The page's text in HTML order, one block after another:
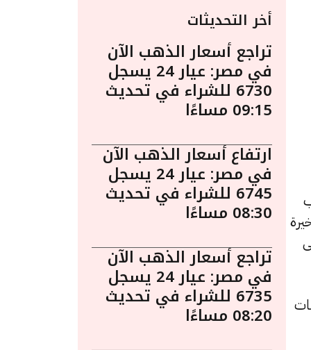
بانخفاض قدره 6 جنيهات
أخر التحديثات
تراجع أسعار الذهب الآن
في مصر: عيار 24 يسجل
6730 للشراء في تحديث
09:15 مساءًا
ارتفاع أسعار الذهب الآن
في مصر: عيار 24 يسجل
6745 للشراء في تحديث
08:30 مساءًا
تراجع أسعار الذهب الآن
في مصر: عيار 24 يسجل
6735 للشراء في تحديث
08:20 مساءًا